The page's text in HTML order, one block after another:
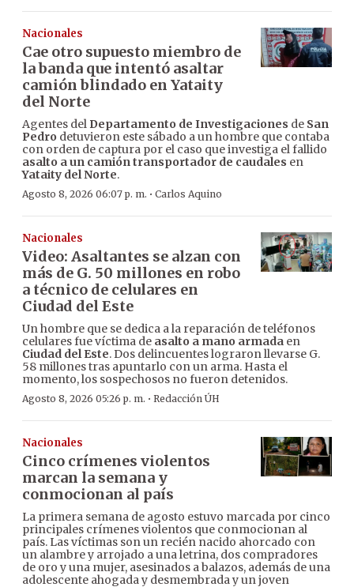
Nacionales
Cae otro supuesto miembro de
la banda que intentó asaltar
camión blindado en Yataity
del Norte
Agentes del Departamento de Investigaciones de San
Pedro detuvieron este sábado a un hombre que contaba
con orden de captura por el caso que investiga el fallido
asalto a un camión transportador de caudales en
Yataity del Norte.
Agosto 8, 2026 06:07 p. m. · Carlos Aquino
Nacionales
Video: Asaltantes se alzan con
más de G. 50 millones en robo
a técnico de celulares en
Ciudad del Este
Un hombre que se dedica a la reparación de teléfonos
celulares fue víctima de asalto a mano armada en
Ciudad del Este. Dos delincuentes lograron llevarse G.
58 millones tras apuntarlo con un arma. Hasta el
momento, los sospechosos no fueron detenidos.
Agosto 8, 2026 05:26 p. m. · Redacción ÚH
Nacionales
Cinco crímenes violentos
marcan la semana y
conmocionan al país
La primera semana de agosto estuvo marcada por cinco
principales crímenes violentos que conmocionan al
país. Las víctimas son un recién nacido ahorcado con
un alambre y arrojado a una letrina, dos compradores
de oro y una mujer, asesinados a balazos, además de una
adolescente ahogada y desmembrada y un joven